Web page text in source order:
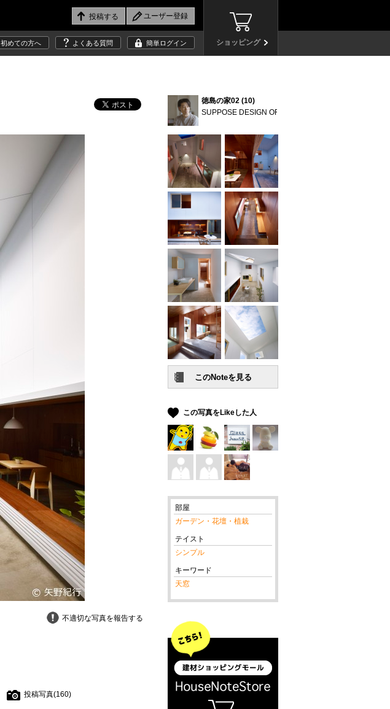
ショッピング
初めての方へ よくある質問 簡単ログイン
不適切な写真を報告する
投稿写真(160)
徳島の家02 (10)
SUPPOSE DESIGN OFFICE Co.,Ltd.
この写真をLikeした人
部屋
ガーデン・花壇・植栽
テイスト
シンプル
キーワード
天窓